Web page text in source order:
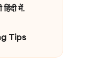
में.
Tips